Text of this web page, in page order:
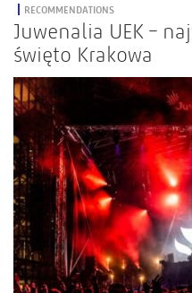
RECOMMENDATIONS
Juwenalia UEK –
święto Krakowa